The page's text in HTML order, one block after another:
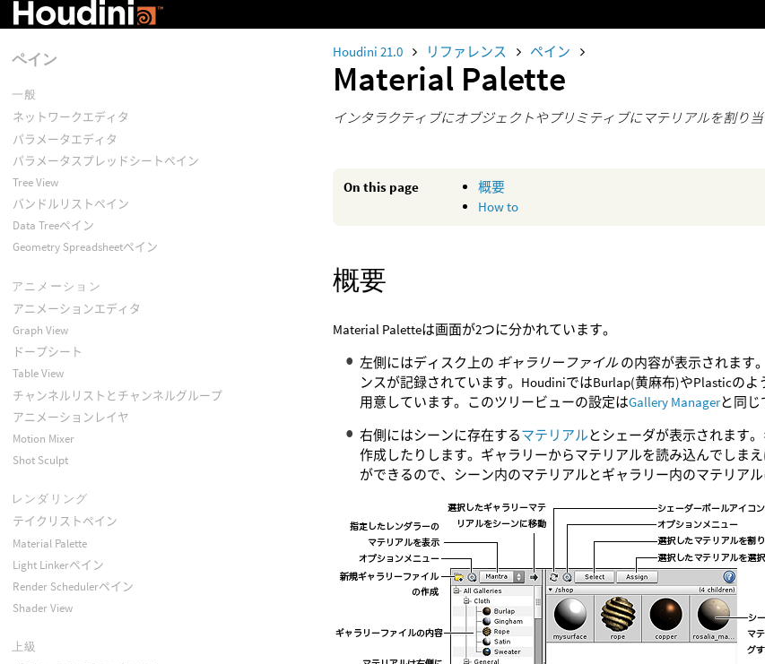
Houdini 21.0 リファレンス ペイン
Material Palette
インタラクティブにオブジェクトやプリミティブにマテリアルを割り当
On this page
概要
How to
概要
Material Paletteは画面が2つに分かれています。
左側にはディスク上の ギャラリーファイルの内容が表示されます
ンスが記録されています。HoudiniではBurlap(黄麻布)やPlasticの
用意しています。このツリービューの設定はGallery Managerと同じ
右側にはシーンに存在するマテリアルとシェーダが表示されます
作成したりします。ギャラリーからマテリアルを読み込んでしま
ができるので、シーン内のマテリアルとギャラリー内のマテリア
ペイン
一般
ネットワークエディタ
パラメータエディタ
パラメータスプレッドシートペイン
Tree View
バンドルリストペイン
Data Treeペイン
Geometry Spreadsheetペイン
アニメーション
アニメーションエディタ
Graph View
ドープシート
Table View
チャンネルリストとチャンネルグループ
アニメーションレイヤ
Motion Mixer
Shot Sculpt
レンダリング
テイクリストペイン
Material Palette
Light Linkerペイン
Render Schedulerペイン
Shader View
上級